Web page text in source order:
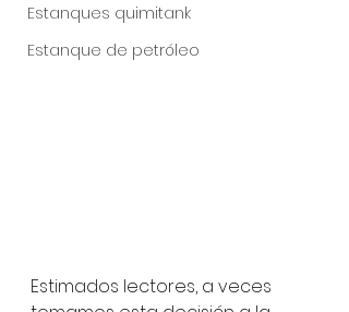
Estanques quimitank
Estanque de petróleo
Estimados lectores, a veces